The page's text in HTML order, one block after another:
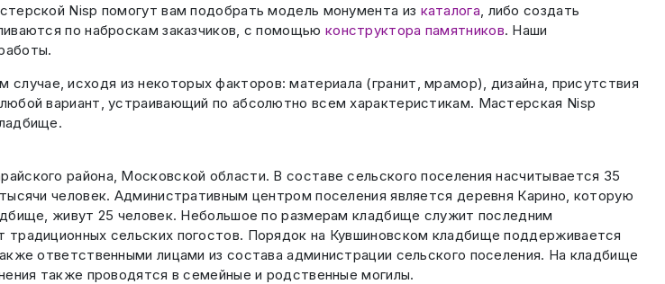
Nisp помогут вам подобрать модель монумента из каталога, либо создать
по наброскам заказчиков, с помощью конструктора памятников. Наши
случае, исходя из некоторых факторов: материала (гранит, мрамор), дизайна, присутствия
вариант, устраивающий по абсолютно всем характеристикам. Мастерская Nisp
района, Московской области. В составе сельского поселения насчитывается 35
человек. Административным центром поселения является деревня Карино, которую
живут 25 человек. Небольшое по размерам кладбище служит последним
сельских погостов. Порядок на Кувшиновском кладбище поддерживается
ответственными лицами из состава администрации сельского поселения. На кладбище
также проводятся в семейные и родственные могилы.